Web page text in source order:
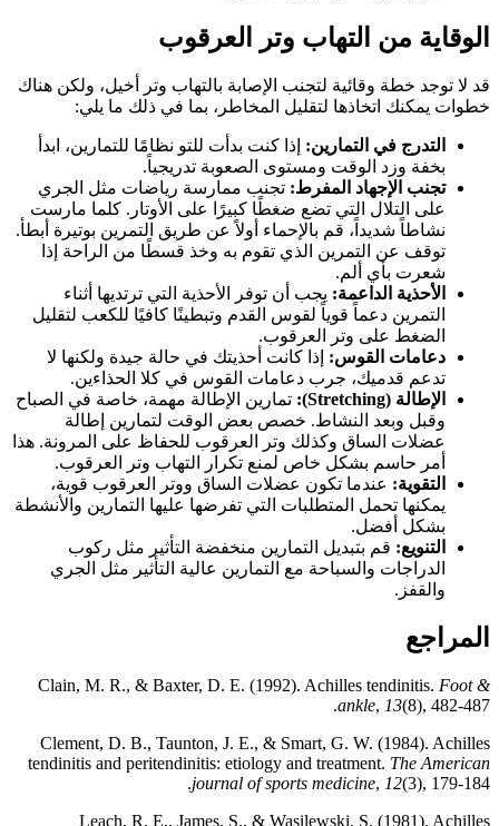
الوقاية من التهاب وتر العرقوب
قد لا توجد خطة وقائية لتجنب الإصابة بالتهاب وتر أخيل، ولكن هناك
خطوات يمكنك اتخاذها لتقليل المخاطر، بما في ذلك ما يلي:
التدرج في التمارين: إذا كنت بدأت للتو نظامًا للتمارين، ابدأ
بخفة وزد الوقت ومستوى الصعوبة تدريجياً.
تجنب الإجهاد المفرط: تجنب ممارسة رياضات مثل الجري
على التلال التي تضع ضغطًا كبيرًا على الأوتار. كلما مارست
نشاطاً شديداً، قم بالإحماء أولاً عن طريق التمرين بوتيرة أبطأ.
توقف عن التمرين الذي تقوم به وخذ قسطًا من الراحة إذا
شعرت بأي ألم.
الأحذية الداعمة: يجب أن توفر الأحذية التي ترتديها أثناء
التمرين دعماً قوياً لقوس القدم وتبطينًا كافيًا للكعب لتقليل
الضغط على وتر العرقوب.
دعامات القوس: إذا كانت أحذيتك في حالة جيدة ولكنها لا
تدعم قدميك، جرب دعامات القوس في كلا الحذاءين.
الإطالة (Stretching):
تمارين الإطالة مهمة، خاصة في الصباح
وقبل وبعد النشاط. خصص بعض الوقت لتمارين إطالة
عضلات الساق وكذلك وتر العرقوب للحفاظ على المرونة. هذا
أمر حاسم بشكل خاص لمنع تكرار التهاب وتر العرقوب.
التقوية: عندما تكون عضلات الساق ووتر العرقوب قوية،
يمكنها تحمل المتطلبات التي تفرضها عليها التمارين والأنشطة
بشكل أفضل.
التنويع: قم بتبديل التمارين منخفضة التأثير مثل ركوب
الدراجات والسباحة مع التمارين عالية التأثير مثل الجري
والقفز.
المراجع
Clain, M. R., & Baxter, D. E. (1992). Achilles tendinitis. Foot &
ankle, 13(8), 482-487.
Clement, D. B., Taunton, J. E., & Smart, G. W. (1984). Achilles
tendinitis and peritendinitis: etiology and treatment. The American
journal of sports medicine, 12(3), 179-184.
Leach, R. E., James, S., & Wasilewski, S. (1981). Achilles